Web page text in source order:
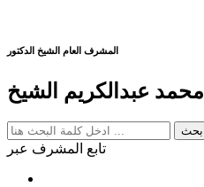
المشرف العام الشيخ الدكتور
محمد عبدالكريم الشيخ
تابع المشرف عبر